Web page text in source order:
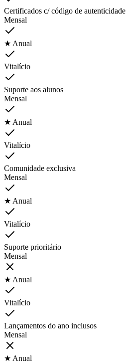
Certificados c/ código de autenticidade
Mensal
★ Anual
Vitalício
Suporte aos alunos
Mensal
★ Anual
Vitalício
Comunidade exclusiva
Mensal
★ Anual
Vitalício
Suporte prioritário
Mensal
★ Anual
Vitalício
Lançamentos do ano inclusos
Mensal
★ Anual